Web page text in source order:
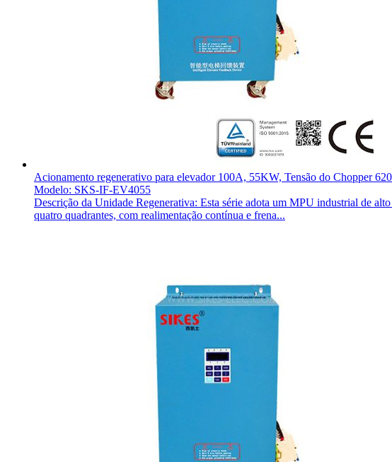
Acionamento regenerativo para elevador 100A, 55KW, Tensão do Chopper
Modelo: SKS-IF-EV4055
Descrição da Unidade Regenerativa: Esta série adota um MPU industrial de
quatro quadrantes, com realimentação contínua e frena...